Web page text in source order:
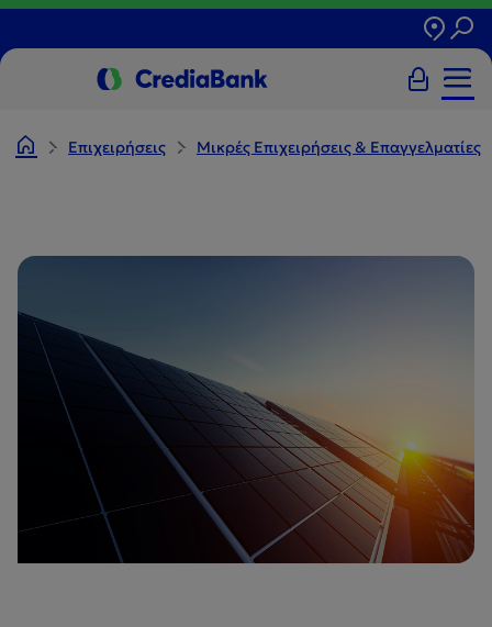
Επιχειρήσεις Μικρές Επιχειρήσεις & Επαγγελματίες